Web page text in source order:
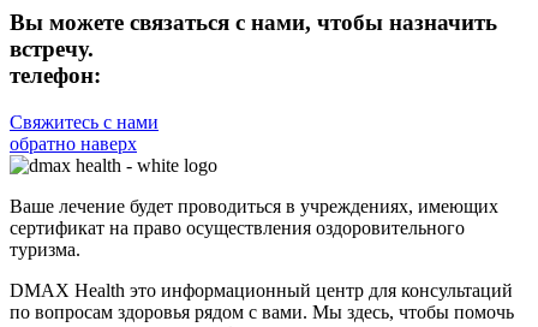
Вы можете связаться с нами, чтобы назначить
встречу.
телефон:
Свяжитесь с нами
обратно наверх
Ваше лечение будет проводиться в учреждениях, имеющих
сертификат на право осуществления оздоровительного
туризма.
DMAX Health это информационный центр для консультаций
по вопросам здоровья рядом с вами. Мы здесь, чтобы помочь